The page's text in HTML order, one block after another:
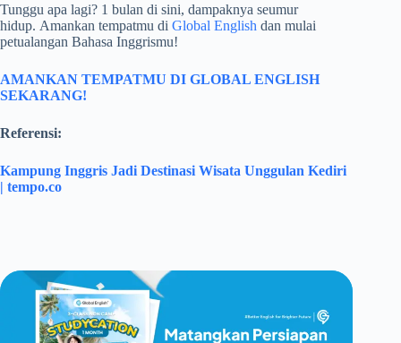
Tunggu apa lagi? 1 bulan di sini, dampaknya seumur
hidup. Amankan tempatmu di Global English dan mulai
petualangan Bahasa Inggrismu!
AMANKAN TEMPATMU DI GLOBAL ENGLISH
SEKARANG!
Referensi:
Kampung Inggris Jadi Destinasi Wisata Unggulan Kediri
| tempo.co